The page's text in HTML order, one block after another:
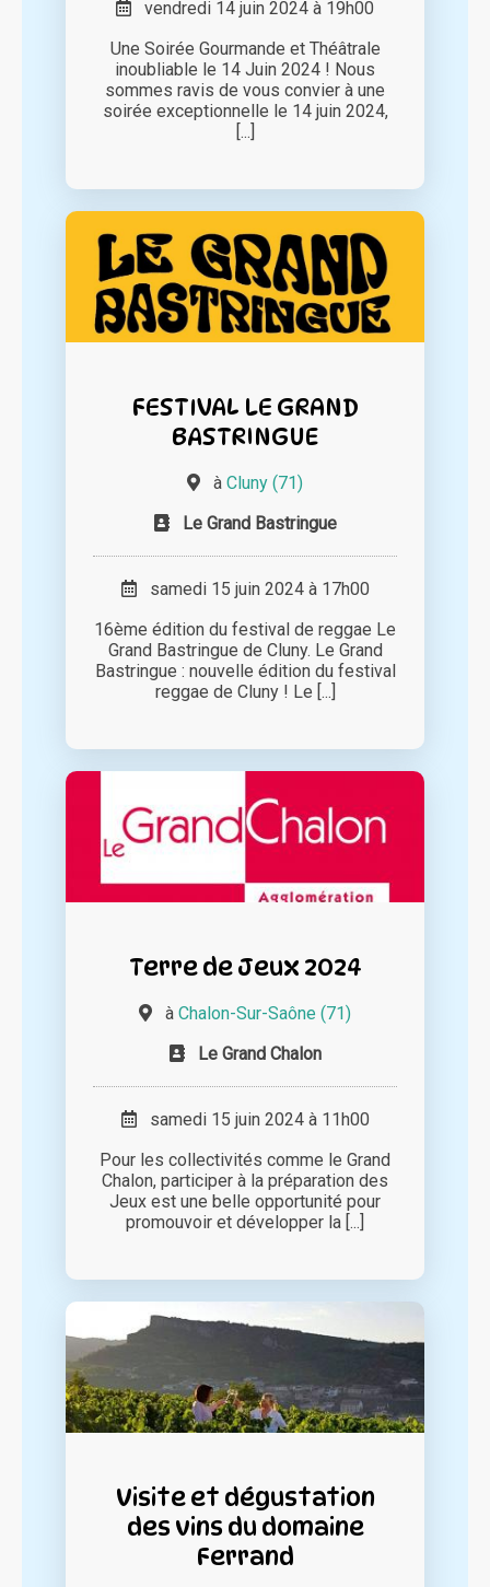
vendredi 14 juin 2024 à 19h00
Une Soirée Gourmande et Théâtrale
inoubliable le 14 Juin 2024 ! Nous
sommes ravis de vous convier à une
soirée exceptionnelle le 14 juin 2024,
[...]
FESTIVAL LE GRAND
BASTRINGUE
à Cluny (71)
Le Grand Bastringue
samedi 15 juin 2024 à 17h00
16ème édition du festival de reggae Le
Grand Bastringue de Cluny. Le Grand
Bastringue : nouvelle édition du festival
reggae de Cluny ! Le [...]
Terre de Jeux 2024
à Chalon-Sur-Saône (71)
Le Grand Chalon
samedi 15 juin 2024 à 11h00
Pour les collectivités comme le Grand
Chalon, participer à la préparation des
Jeux est une belle opportunité pour
promouvoir et développer la [...]
Visite et dégustation
des vins du domaine
Ferrand